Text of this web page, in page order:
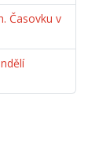
Časovku v